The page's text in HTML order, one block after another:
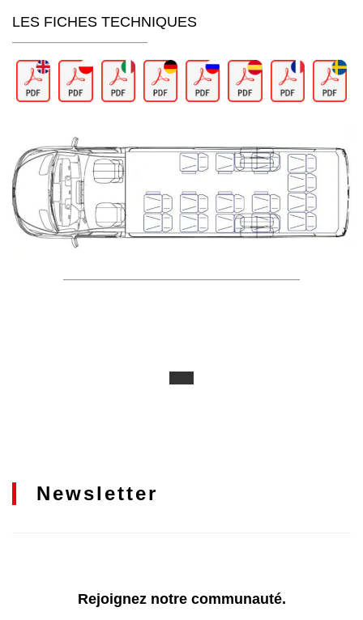
LES FICHES TECHNIQUES
Newsletter
Rejoignez notre communauté.